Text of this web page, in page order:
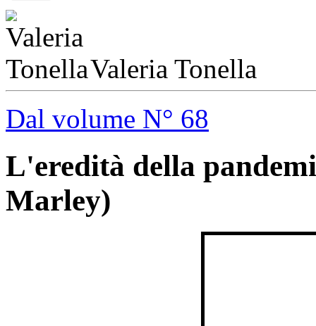
Valeria Tonella
Dal volume N° 68
L'eredità della
Marley)